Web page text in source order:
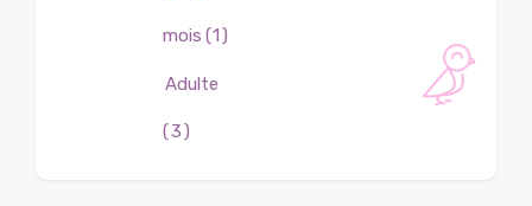
mois (1)
Adulte
(3)